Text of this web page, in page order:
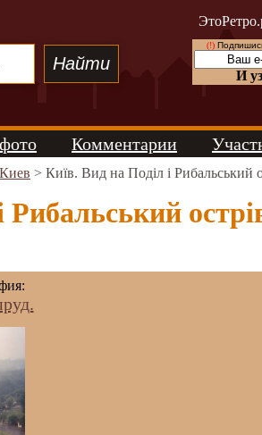
(!)
И
Комментарии
Киев > Київ. Вид на Поділ і Рибальський
Рибальський